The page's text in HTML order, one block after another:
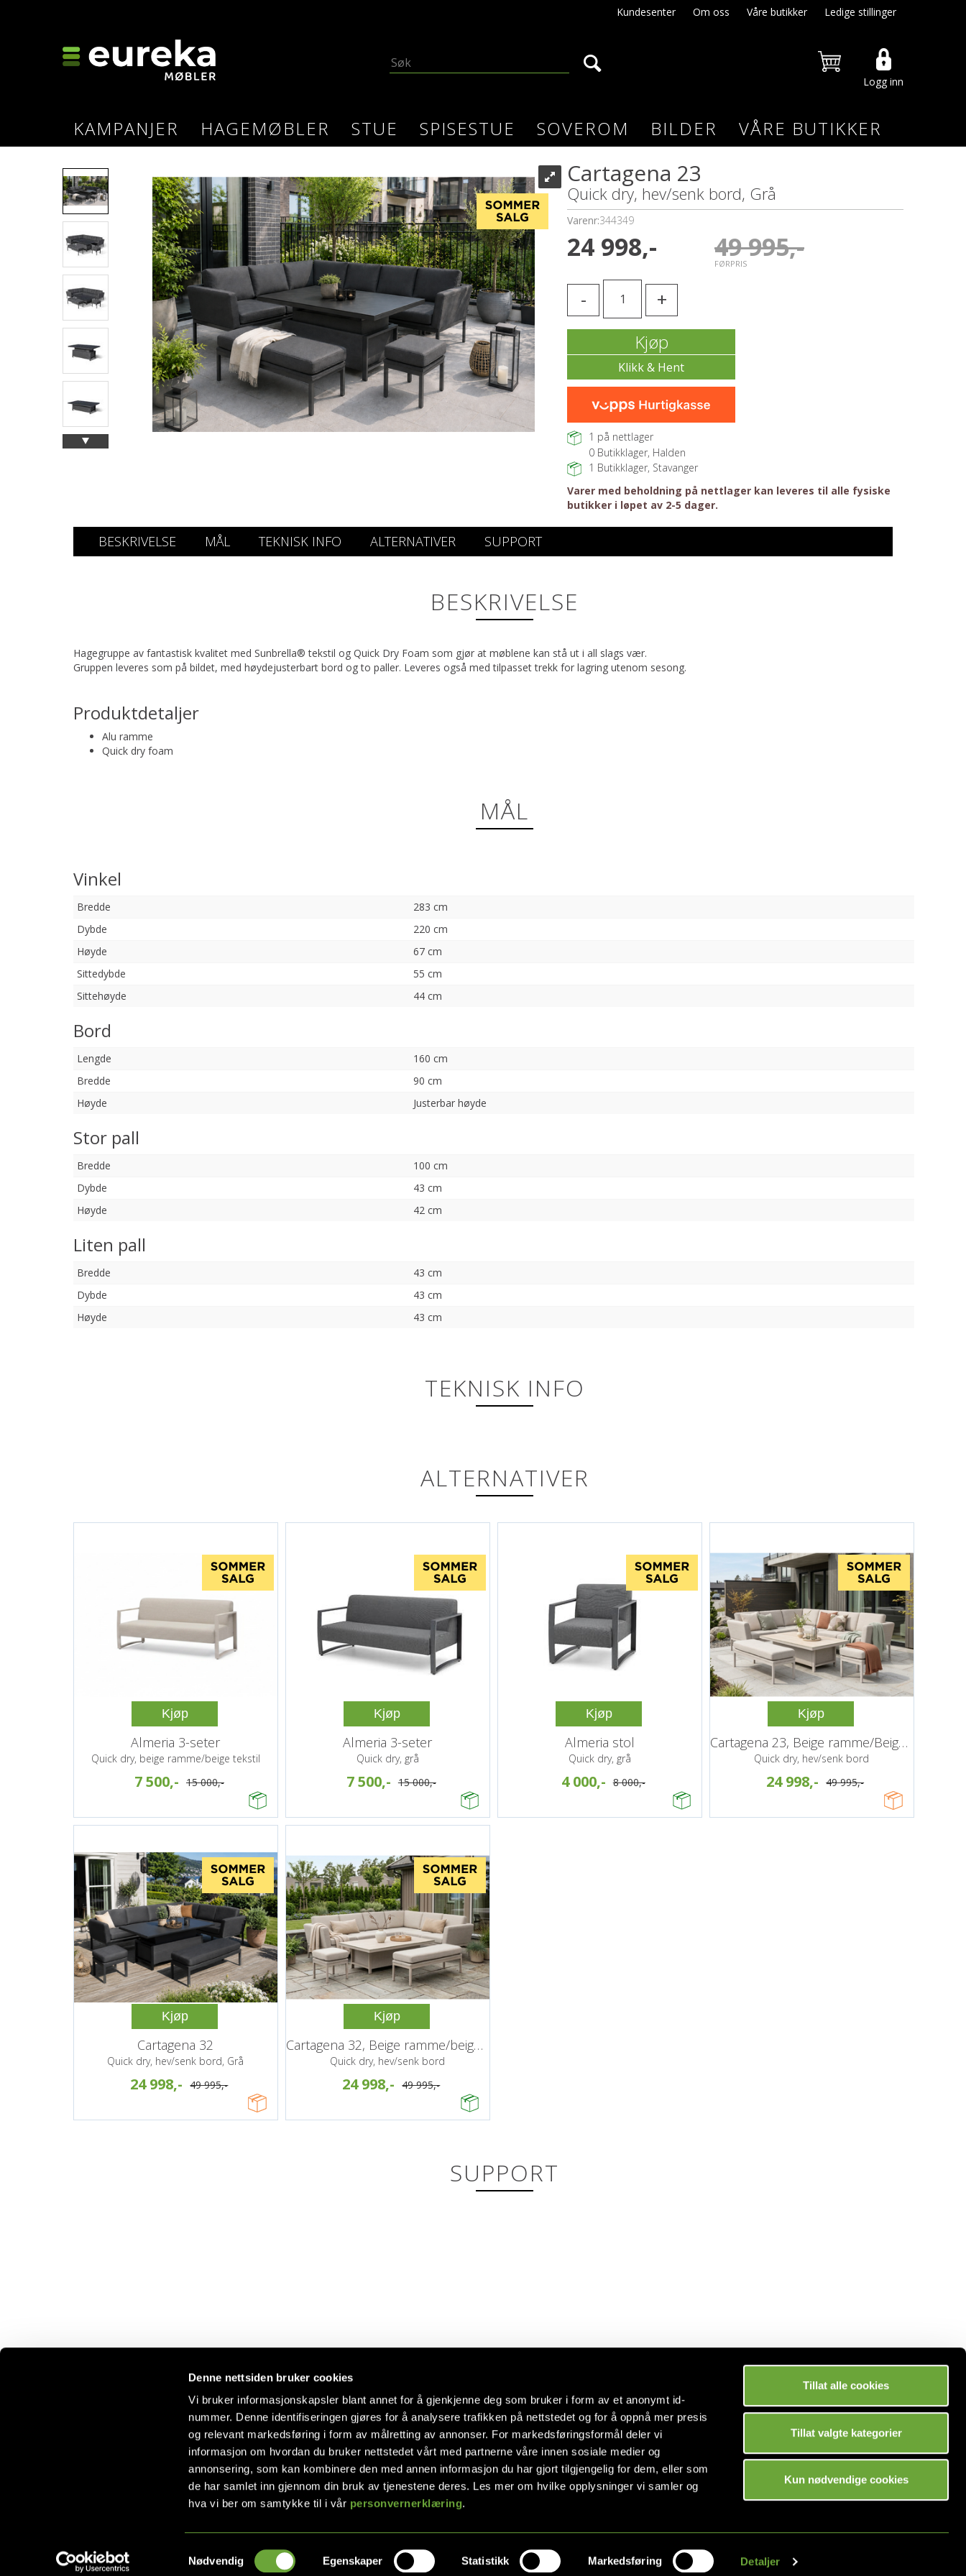
Denne nettsiden bruker cookies
Vi bruker informasjonskapsler blant annet for å gjenkjenne deg som bruker i form av et anonymt id-
nummer. Denne identifiseringen gjøres for å analysere trafikken på nettstedet og for å oppnå mer presis
og relevant markedsføring i form av målretting av annonser. For markedsføringsformål deler vi
informasjon om hvordan du bruker nettstedet vårt med partnerne våre innen sosiale medier og
annonsering, som kan kombinere den med annen informasjon du har gjort tilgjengelig for dem, eller som
de har samlet inn gjennom din bruk av tjenestene deres. Les mer om hvilke opplysninger vi samler og
hva vi ber om samtykke til i vår personvernerklæring.
Samtykkevalg
Nødvendig Egenskaper Statistikk Markedsføring Detaljer
Tillat alle cookies
Tillat valgte kategorier
Kun nødvendige cookies
Kundesenter Om oss Våre butikker Ledige stillinger
Logg inn
KAMPANJER HAGEMØBLER STUE SPISESTUE SOVEROM BILDER VÅRE BUTIKKER
Cartagena 23
Quick dry, hev/senk bord, Grå
Varenr:344349
24 998,- 49 995,-
FØRPRIS
- +
Kjøp
1 på nettlager
0 Butikklager, Halden
1 Butikklager, Stavanger
Varer med beholdning på nettlager kan leveres til alle fysiske
butikker i løpet av 2-5 dager.
BESKRIVELSE MÅL TEKNISK INFO ALTERNATIVER SUPPORT
BESKRIVELSE
Hagegruppe av fantastisk kvalitet med Sunbrella® tekstil og Quick Dry Foam som gjør at møblene kan stå ut i all slags vær.
Gruppen leveres som på bildet, med høydejusterbart bord og to paller. Leveres også med tilpasset trekk for lagring utenom sesong.
Produktdetaljer
Alu ramme
Quick dry foam
MÅL
Vinkel
Bredde
283 cm
Dybde
220 cm
Høyde
67 cm
Sittedybde
55 cm
Sittehøyde
44 cm
Bord
Lengde
160 cm
Bredde
90 cm
Høyde
Justerbar høyde
Stor pall
Bredde
100 cm
Dybde
43 cm
Høyde
42 cm
Liten pall
Bredde
43 cm
Dybde
43 cm
Høyde
43 cm
TEKNISK INFO
ALTERNATIVER
Kjøp
Almeria 3-seter
Quick dry, beige ramme/beige tekstil
7 500,- 15 000,-
Kjøp
Almeria 3-seter
Quick dry, grå
7 500,- 15 000,-
Kjøp
Almeria stol
Quick dry, grå
4 000,- 8 000,-
Kjøp
Cartagena 23, Beige ramme/Beige puter
Quick dry, hev/senk bord
24 998,- 49 995,-
Kjøp
Cartagena 32
Quick dry, hev/senk bord, Grå
24 998,- 49 995,-
Kjøp
Cartagena 32, Beige ramme/beige puter
Quick dry, hev/senk bord
24 998,- 49 995,-
SUPPORT
Kontakt oss
Kontaktinformasjon
kunde@eurekamobler.no
Eureka Møbler AS
Bjødnabeen 6
Org nr 928 004 090
Følg oss! Betaling